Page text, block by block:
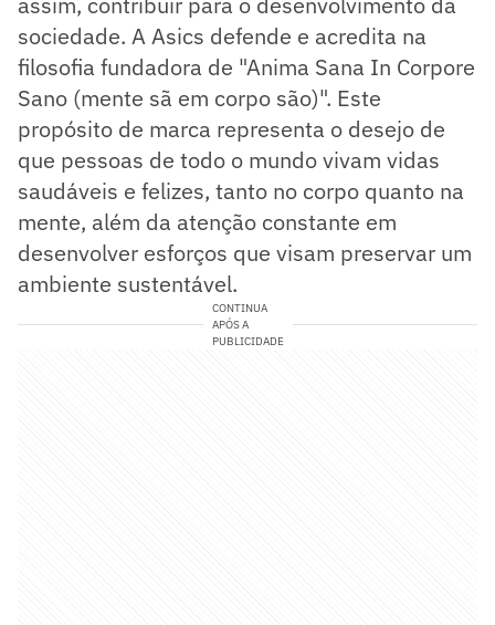
sociedade. A Asics defende e acredita na
filosofia fundadora de "Anima Sana In Corpore
Sano (mente sã em corpo são)". Este
propósito de marca representa o desejo de
que pessoas de todo o mundo vivam vidas
saudáveis e felizes, tanto no corpo quanto na
mente, além da atenção constante em
desenvolver esforços que visam preservar um
ambiente sustentável.
CONTINUA
APÓS A
PUBLICIDADE